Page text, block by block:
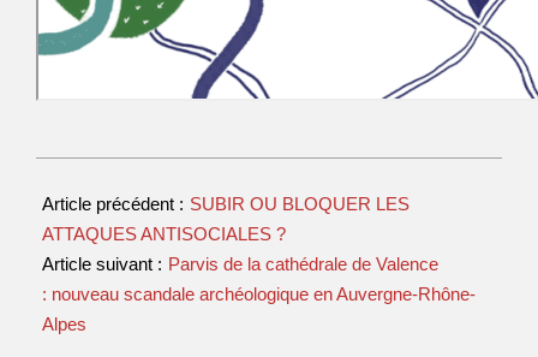
Article précédent : SUBIR OU BLOQUER LES
ATTAQUES ANTISOCIALES ?
Article suivant : Parvis de la cathédrale de Valence
: nouveau scandale archéologique en Auvergne-Rhône-
Alpes